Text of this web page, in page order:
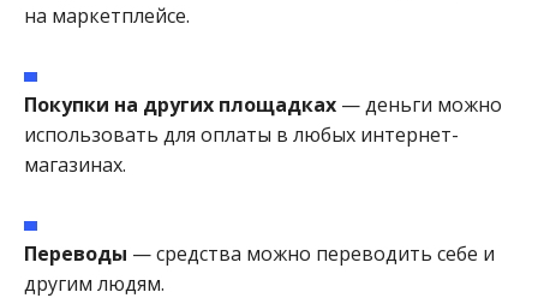
на маркетплейсе.
Покупки на других площадках — деньги можно
использовать для оплаты в любых интернет-
магазинах.
Переводы — средства можно переводить себе и
другим людям.